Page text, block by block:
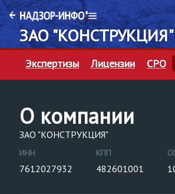
ЗАО "КОНСТРУКЦИЯ"
Экспертизы Лицензии СРО
О компании
ЗАО "КОНСТРУКЦИЯ"
ИНН
7612027932
КПП
482601001